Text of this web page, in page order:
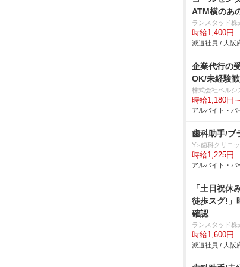
ATM横のあ
ランスタッド株
時給1,400円
派遣社員 / 大阪
企業代行の
OK/未経験
株式会社ベルシ
時給1,180円
アルバイト・パ
歯科助手/ブ
Y’s歯科クリニ
時給1,225円
アルバイト・パ
「土日祝休
徒歩スグ!」
確認
ランスタッド株
時給1,600円
派遣社員 / 大阪